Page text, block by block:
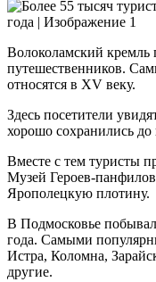
Волоколамский кремль
путешественников.
относятся в XV веку.
Здесь посетители
хорошо сохранились
Вместе с тем туристы
Музей Героев-
Ярополецкую плотину.
В Подмосковье
года. Самыми
Истра, Коломна,
другие.